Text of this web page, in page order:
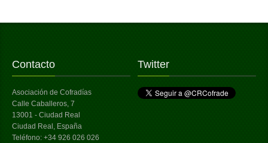
Contacto
Asociación de Cofradías
Calle Caballeros, 7
13001 - Ciudad Real
Ciudad Real, España
Teléfono: +34 926 026 026
Twitter